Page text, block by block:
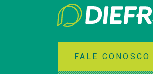
FALE CONOSCO